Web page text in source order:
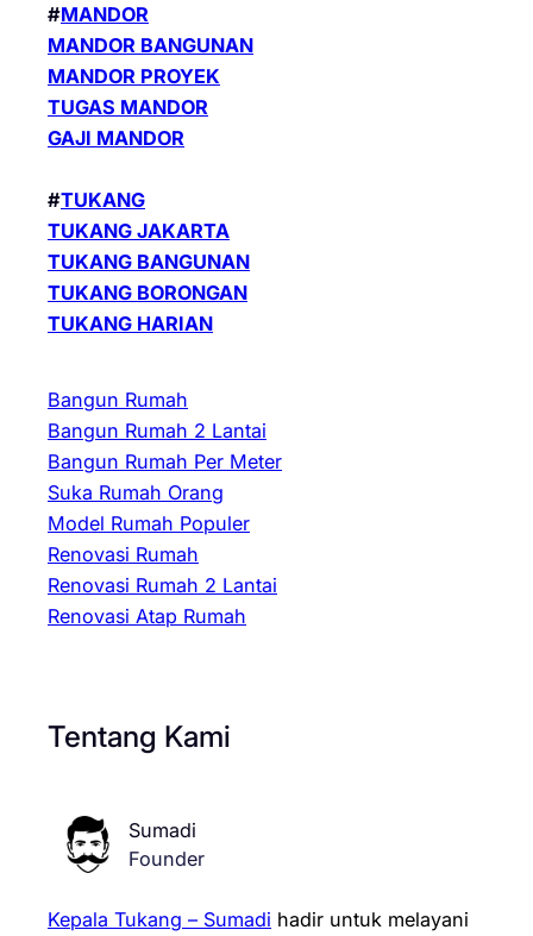
#MANDOR
MANDOR BANGUNAN
MANDOR PROYEK
TUGAS MANDOR
GAJI MANDOR
#TUKANG
TUKANG JAKARTA
TUKANG BANGUNAN
TUKANG BORONGAN
TUKANG HARIAN
Bangun Rumah
Bangun Rumah 2 Lantai
Bangun Rumah Per Meter
Suka Rumah Orang
Model Rumah Populer
Renovasi Rumah
Renovasi Rumah 2 Lantai
Renovasi Atap Rumah
Tentang Kami
Sumadi
Founder
Kepala Tukang – Sumadi hadir untuk melayani